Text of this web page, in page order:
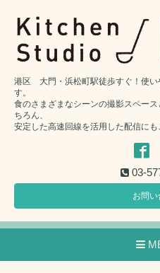
港区 大門・浜松町駅徒歩すぐ！使い
す。
食のさまざまなシーンの撮影スペー
ちろん、
安定した高速回線を活用した配信にも
03-
お問